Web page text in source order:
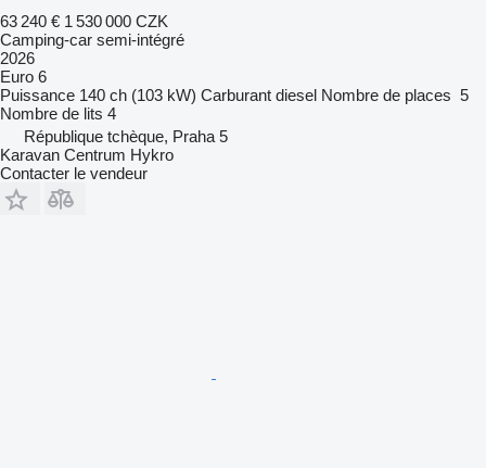
63 240 € 1 530 000 CZK
Camping-car semi-intégré
2026
Euro 6
Puissance 140 ch (103 kW) Carburant diesel Nombre de places 5
Nombre de lits 4
République tchèque, Praha 5
Karavan Centrum Hykro
Contacter le vendeur